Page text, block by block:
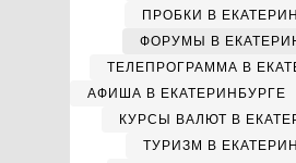
ПРОБКИ В
ФОРУМЫ В
ТЕЛЕПРОГРАММА В
АФИША В ЕКАТЕРИНБУРГЕ
КУРСЫ ВАЛЮТ В
ТУРИЗМ В